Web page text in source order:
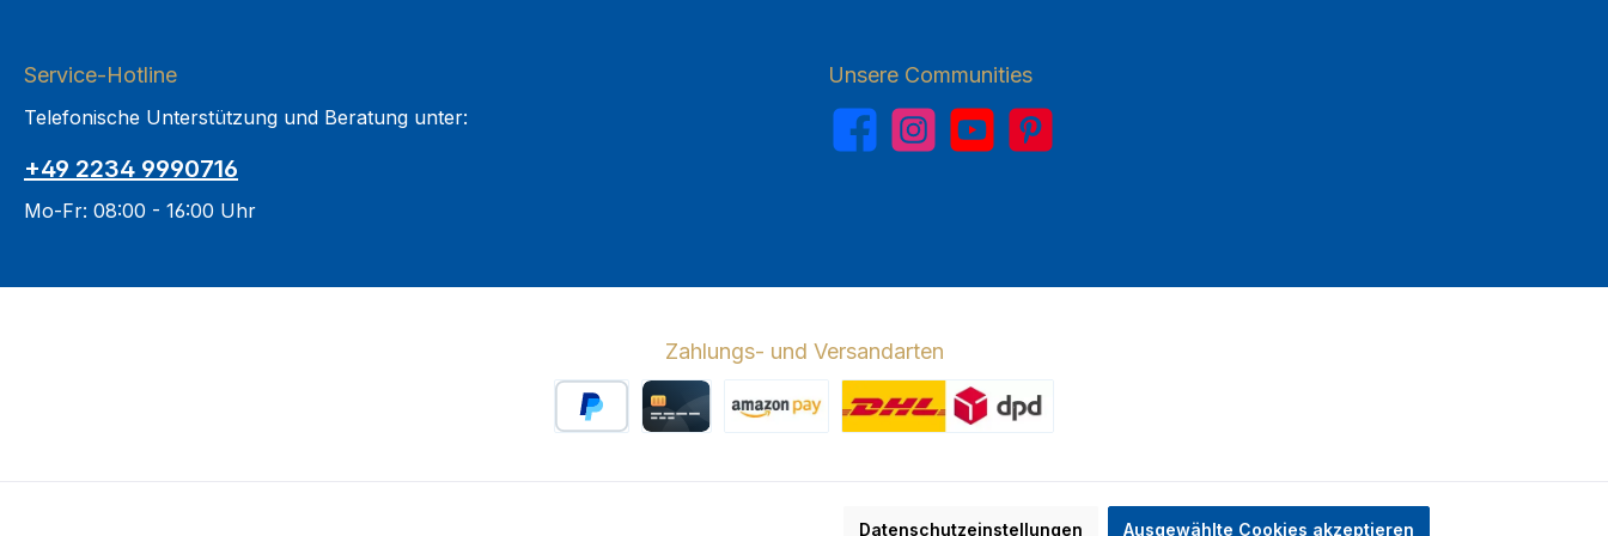
Service-Hotline
Telefonische Unterstützung und Beratung unter:
+49 2234 9990716
Mo-Fr: 08:00 - 16:00 Uhr
Unsere Communities
FacebookInstagramYouTubePinterest
Zahlungs- und Versandarten
Datenschutzeinstellungen Ausgewählte Cookies akzeptieren